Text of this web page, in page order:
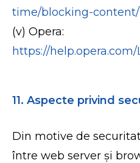
time/blocking-content/
(v) Opera:
https://
11. Aspecte privind
Din motive de
între web server și